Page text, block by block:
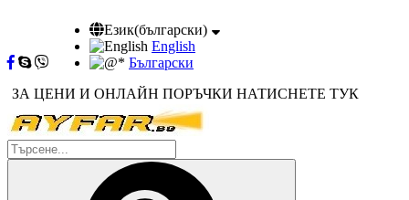
Език(български)
English
Български
ЗА ЦЕНИ И ОНЛАЙН ПОРЪЧКИ НАТИСНЕТЕ ТУК